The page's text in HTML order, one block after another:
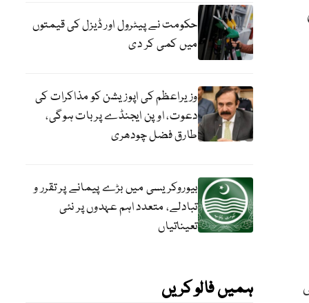
حکومت نے پیٹرول اور ڈیزل کی قیمتوں
میں کمی کر دی
وزیراعظم کی اپوزیشن کو مذاکرات کی
دعوت، اوپن ایجنڈے پر بات ہوگی،
طارق فضل چودھری
بیوروکریسی میں بڑے پیمانے پر تقرر و
تبادلے، متعدد اہم عہدوں پر نئی
تعیناتیاں
ہمیں فالو کریں